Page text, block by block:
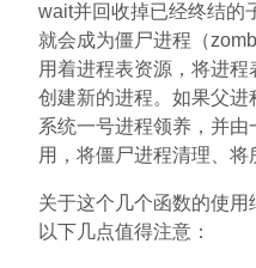
wait并回收掉已经终结的
就会成为僵尸进程（
用着进程表资源，将进
创建新的进程。如果父
系统一号进程领养，并
用，将僵尸进程清理、将
关于这个几个函数的使
以下几点值得注意：